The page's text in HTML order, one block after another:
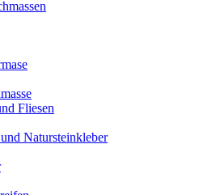
Fliesen
Natursteinkleber